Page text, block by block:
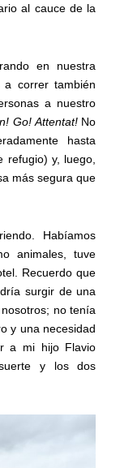
al cauce de la
en nuestra
a correr también
a nuestro
Go! Attentat!No
hasta
refugio) y, luego,
más segura que
Habíamos
animales, tuve
Recuerdo que
surgir de una
no tenía
y una necesidad
a mi hijo Flavio
y los dos